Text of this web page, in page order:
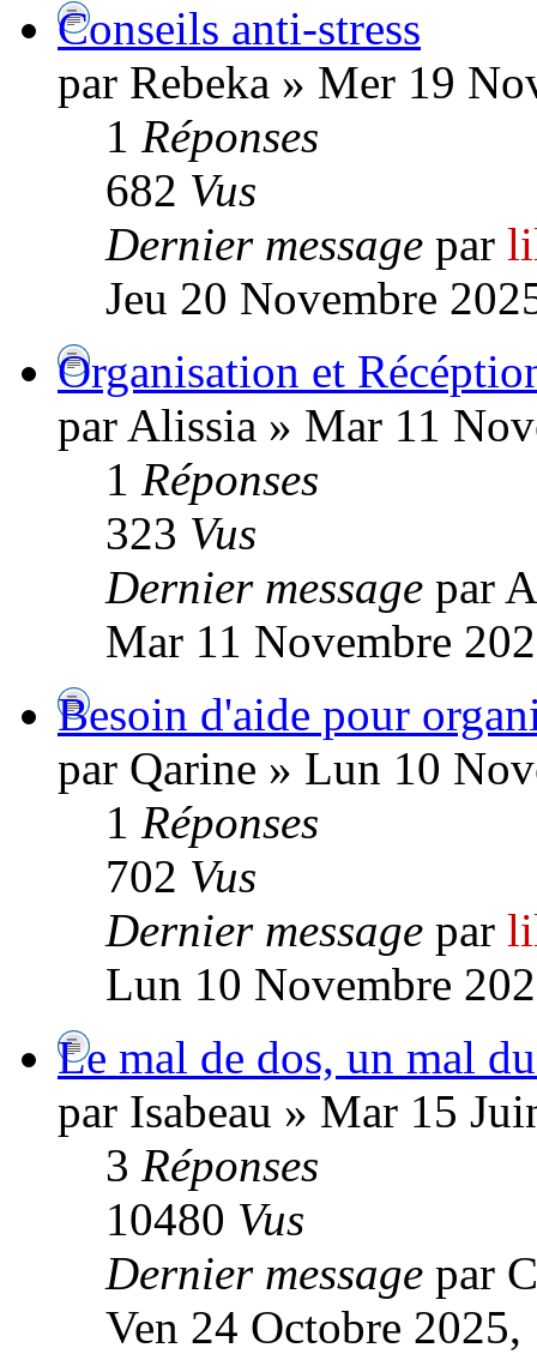
Conseils anti-stress
par Rebeka » Mer 19
1 Réponses
682 Vus
Dernier message par
Jeu 20 Novembre
Organisation et
par Alissia » Mar 11
1 Réponses
323 Vus
Dernier message par
Mar 11 Novembre
Besoin d'aide pour
par Qarine » Lun 10
1 Réponses
702 Vus
Dernier message par
Lun 10 Novembre
Le mal de dos, un mal
par Isabeau » Mar 15
3 Réponses
10480 Vus
Dernier message par
Ven 24 Octobre 2025,